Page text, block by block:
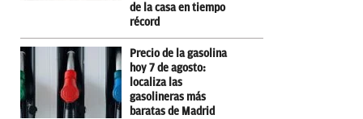
de la casa en tiempo
récord
Precio de la gasolina
hoy 7 de agosto:
localiza las
gasolineras más
baratas de Madrid